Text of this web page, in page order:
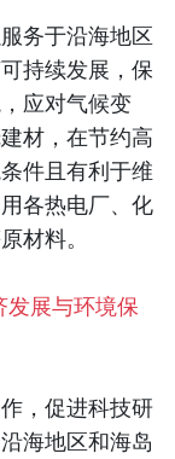
务于沿海地区
持续发展，保
应对气候变
材，在节约高
件且有利于维
各热电厂、化
材料。
发展与环境保
，促进科技研
海地区和海岛